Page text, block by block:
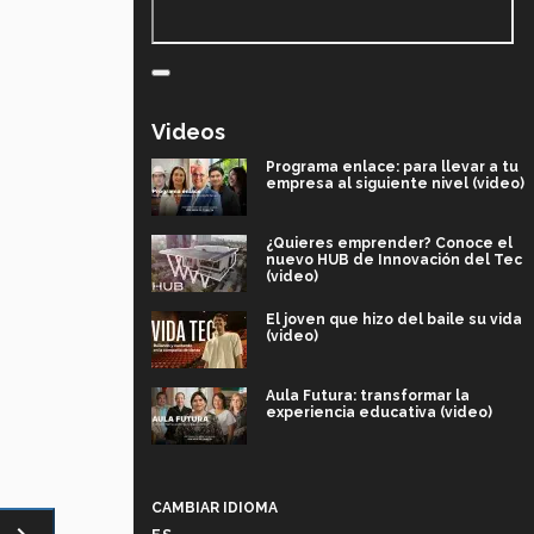
Videos
Programa enlace: para llevar a tu
empresa al siguiente nivel (video)
¿Quieres emprender? Conoce el
nuevo HUB de Innovación del Tec
(video)
El joven que hizo del baile su vida
(video)
Aula Futura: transformar la
experiencia educativa (video)
CAMBIAR IDIOMA